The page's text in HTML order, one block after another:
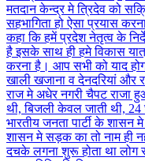
मतदान केन्द्र मे त्रिदेव को
सहभागिता हो ऐसा प्रयास
कहा कि हमें प्रदेश नेतृत्व के
है इसके साथ ही हमे विकास
करना है। आप सभी को याद
खाली खजाना व देनदरियां और
राज मे अधेर नगरी चैपट राजा
थी, बिजली केवल जाती थी,
भारतीय जनता पार्टी के
शासन मे सड़क का तो नाम ही
दचके लगना शुरू होता था